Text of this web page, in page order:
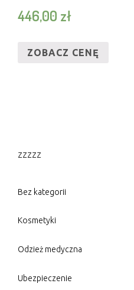
446,00 zł
ZOBACZ CENĘ
zzzzz
Bez kategorii
Kosmetyki
Odzież medyczna
Ubezpieczenie